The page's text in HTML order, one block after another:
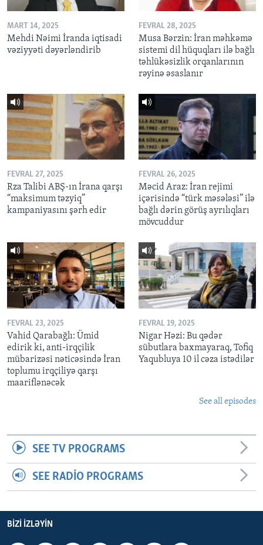
MART 14, 2025
Mehdi Nəimi İranda iqtisadi
vəziyyəti dəyərləndirib
FEVRAL 28, 2025
Musa Bərzin: İran məhkəmə
sistemi dil hüquqları ilə bağlı
təhlükəsizlik orqanlarının
rəyinə əsaslanır
FEVRAL 27, 2025
Rza Talibi ABŞ-ın İrana qarşı
“maksimum təzyiq”
kampaniyasını şərh edir
FEVRAL 26, 2025
Məcid Araz: İran rejimi
içərisində “türk məsələsi” ilə
bağlı dərin görüş ayrılıqları
mövcuddur
FEVRAL 23, 2025
Vahid Qarabağlı: Ümid
edirik ki, anti-irqçilik
mübarizəsi nəticəsində İran
toplumu irqçiliyə qarşı
maariflənəcək
FEVRAL 19, 2025
Nigar Həzi: Bu qədər
sübutlara baxmayaraq, Tofiq
Yaqubluya 10 il cəza istədilər
See all episodes
SEE TV PROGRAMS
SEE RADIO PROGRAMS
BIZI IZLƏYIN